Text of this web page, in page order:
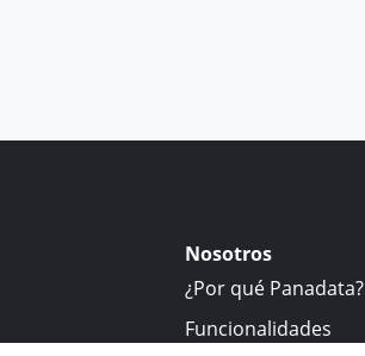
Nosotros
¿Por qué Panadata?
Funcionalidades